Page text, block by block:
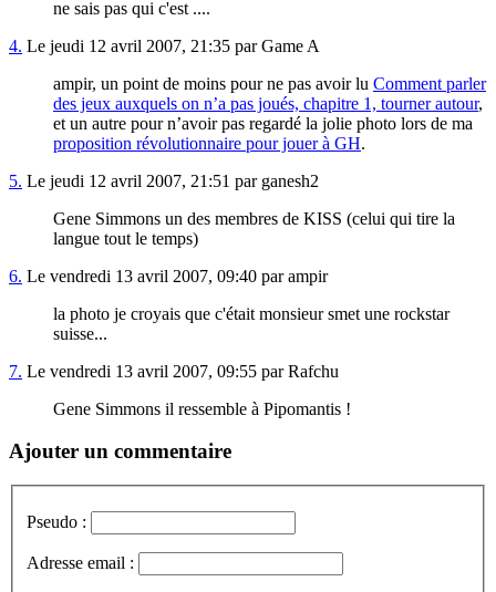
ne sais pas qui c'est ....
4. Le jeudi 12 avril 2007, 21:35 par Game A
ampir, un point de moins pour ne pas avoir lu Comment parler
des jeux auxquels on n’a pas joués, chapitre 1, tourner autour,
et un autre pour n’avoir pas regardé la jolie photo lors de ma
proposition révolutionnaire pour jouer à GH.
5. Le jeudi 12 avril 2007, 21:51 par ganesh2
Gene Simmons un des membres de KISS (celui qui tire la
langue tout le temps)
6. Le vendredi 13 avril 2007, 09:40 par ampir
la photo je croyais que c'était monsieur smet une rockstar
suisse...
7. Le vendredi 13 avril 2007, 09:55 par Rafchu
Gene Simmons il ressemble à Pipomantis !
Ajouter un commentaire
Pseudo :
Adresse email :